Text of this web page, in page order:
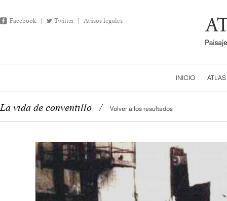
Facebook Twitter Avisos legales
INICIO ATLAS
La vida de conventillo / Volver a los resultados